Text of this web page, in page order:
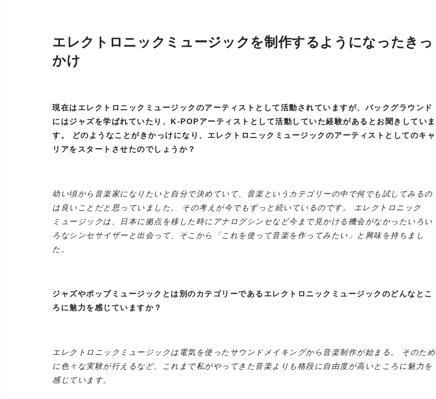
エレクトロニックミュージックを制作するようになったきっ
かけ
現在はエレクトロニックミュージックのアーティストとして活動されていますが、バックグラウンド
にはジャズを学ばれていたり、K-POPアーティストとして活動していた経験があるとお聞きしていま
す。 どのようなことがきかっけになり、エレクトロニックミュージックのアーティストとしてのキャ
リアをスタートさせたのでしょうか？
幼い頃から音楽家になりたいと自分で決めていて、音楽というカテゴリーの中で何でも試してみるの
は良いことだと思っていました。 その考えが今でもずっと続いているのです。 エレクトロニック
ミュージックは、日本に拠点を移した時にアナログシンセなど今まで見かける機会がなかったいろい
ろなシンセサイザーと出会って、そこから「これを使って音楽を作ってみたい」と興味を持ちまし
た。
ジャズやポップミュージックとは別のカテゴリーであるエレクトロニックミュージックのどんなとこ
ろに魅力を感じていますか？
エレクトロニックミュージックは電気を使ったサウンドメイキングから音楽制作が始まる。 そのため
に色々な実験が行えるなど、これまで私がやってきた音楽よりも格段に自由度が高いところに魅力を
感じています。